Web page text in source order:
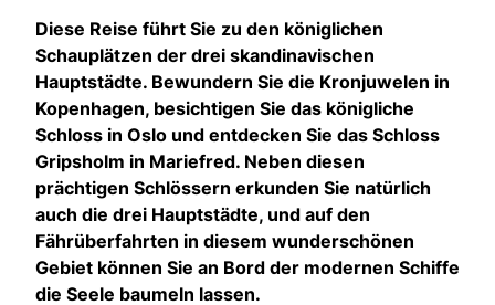
Diese Reise führt Sie zu den königlichen
Schauplätzen der drei skandinavischen
Hauptstädte. Bewundern Sie die Kronjuwelen in
Kopenhagen, besichtigen Sie das königliche
Schloss in Oslo und entdecken Sie das Schloss
Gripsholm in Mariefred. Neben diesen
prächtigen Schlössern erkunden Sie natürlich
auch die drei Hauptstädte, und auf den
Fährüberfahrten in diesem wunderschönen
Gebiet können Sie an Bord der modernen Schiffe
die Seele baumeln lassen.